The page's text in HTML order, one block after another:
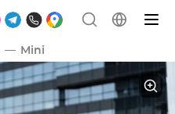
Mini